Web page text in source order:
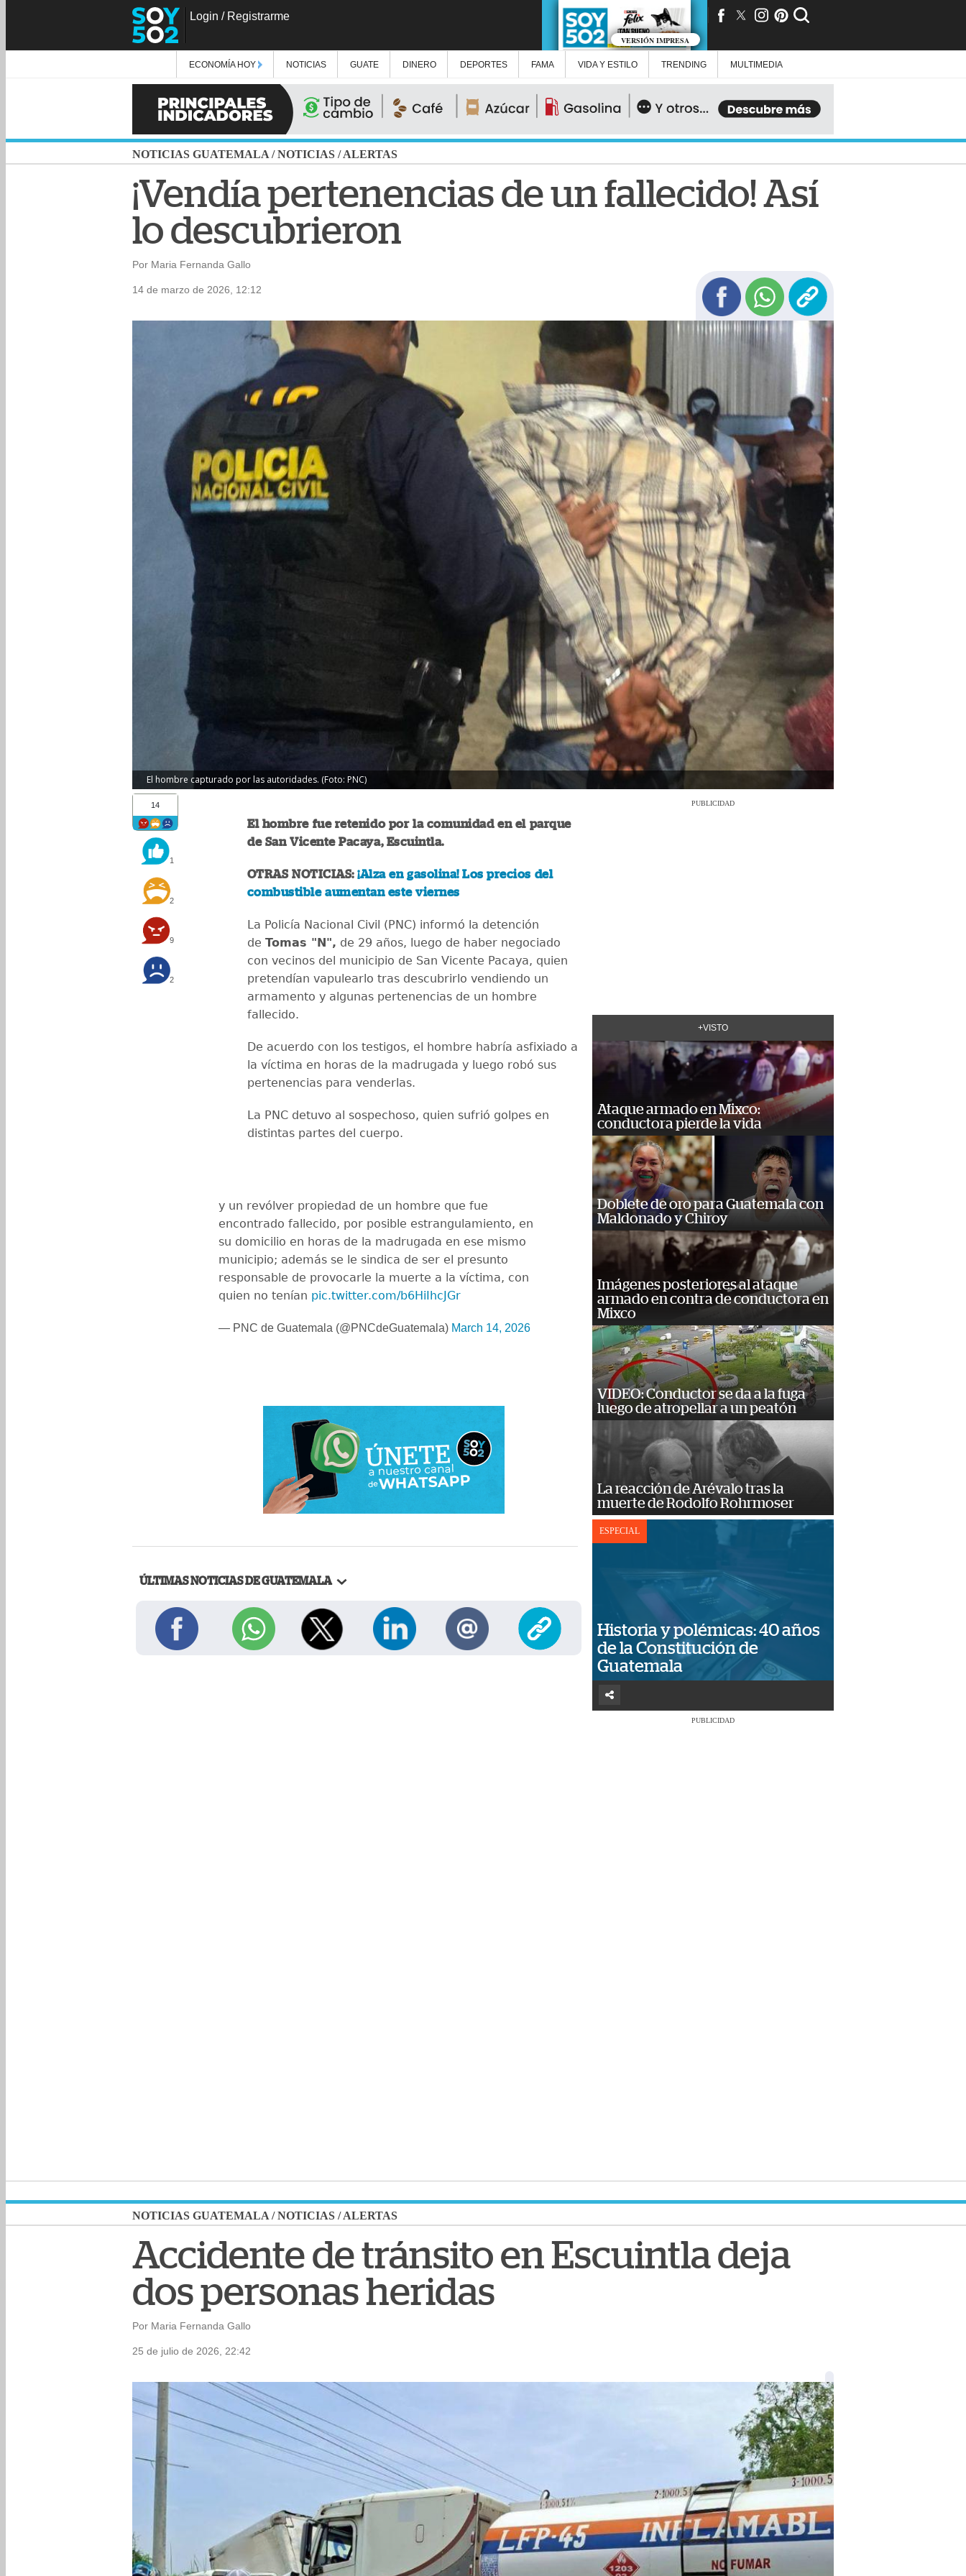
Login / Registrarme
VERSIÓN IMPRESA
ECONOMÍA HOY NOTICIAS GUATE DINERO DEPORTES FAMA VIDA Y ESTILO TRENDING MULTIMEDIA
NOTICIAS GUATEMALA /NOTICIAS /ALERTAS
¡Vendía pertenencias de un fallecido! Así
lo descubrieron
Por Maria Fernanda Gallo
14 de marzo de 2026, 12:12
El hombre capturado por las autoridades. (Foto: PNC)
14
1
2
9
2
El hombre fue retenido por la comunidad en el parque
de San Vicente Pacaya, Escuintla.
OTRAS NOTICIAS:¡Alza en gasolina! Los precios del
combustible aumentan este viernes
La Policía Nacional Civil (PNC) informó la detención
de Tomas "N", de 29 años, luego de haber negociado
con vecinos del municipio de San Vicente Pacaya, quien
pretendían vapulearlo tras descubrirlo vendiendo un
armamento y algunas pertenencias de un hombre
fallecido.
De acuerdo con los testigos, el hombre habría asfixiado a
la víctima en horas de la madrugada y luego robó sus
pertenencias para venderlas.
La PNC detuvo al sospechoso, quien sufrió golpes en
distintas partes del cuerpo.
y un revólver propiedad de un hombre que fue
encontrado fallecido, por posible estrangulamiento, en
su domicilio en horas de la madrugada en ese mismo
municipio; además se le sindica de ser el presunto
responsable de provocarle la muerte a la víctima, con
quien no tenían pic.twitter.com/b6HiIhcJGr
— PNC de Guatemala (@PNCdeGuatemala) March 14, 2026
ÚLTIMAS NOTICIAS DE GUATEMALA
PUBLICIDAD
+VISTO
Ataque armado en Mixco:
conductora pierde la vida
Doblete de oro para Guatemala con
Maldonado y Chiroy
Imágenes posteriores al ataque
armado en contra de conductora en
Mixco
VIDEO: Conductor se da a la fuga
luego de atropellar a un peatón
La reacción de Arévalo tras la
muerte de Rodolfo Rohrmoser
ESPECIAL
Historia y polémicas: 40 años
de la Constitución de
Guatemala
PUBLICIDAD
NOTICIAS GUATEMALA /NOTICIAS /ALERTAS
Accidente de tránsito en Escuintla deja
dos personas heridas
Por Maria Fernanda Gallo
25 de julio de 2026, 22:42